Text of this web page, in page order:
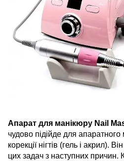
Апарат для манікюру Nail
чудово підійде для апаратного
корекції нігтів (гель і акрил).
цих задач з наступних причин.